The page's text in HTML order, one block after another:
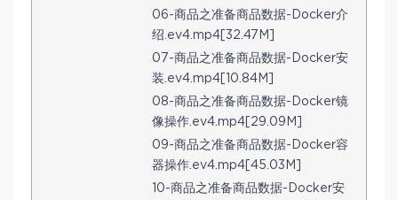
06-商品之准备商品数据-Docker介
绍.ev4.mp4[32.47M]
07-商品之准备商品数据-Docker安
装.ev4.mp4[10.84M]
08-商品之准备商品数据-Docker镜
像操作.ev4.mp4[29.09M]
09-商品之准备商品数据-Docker容
器操作.ev4.mp4[45.03M]
10-商品之准备商品数据-Docker安